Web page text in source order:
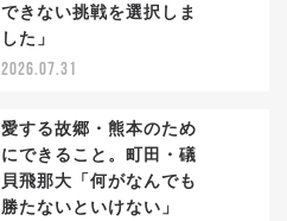
できない挑戦を選択しま
した」
2026.07.31
愛する故郷・熊本のため
にできること。町田・礒
貝飛那大「何がなんでも
勝たないといけない」